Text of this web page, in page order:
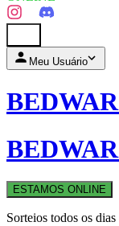
Meu Usuário
ESTAMOS ONLINE
Sorteios todos os